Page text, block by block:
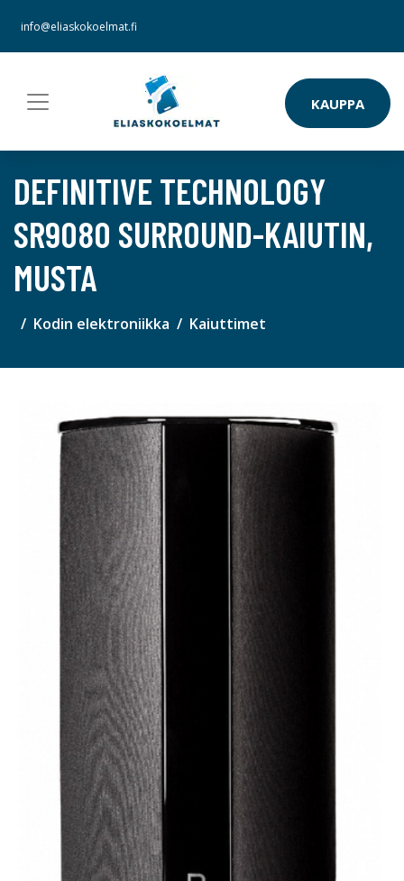
info@eliaskokoelmat.fi
KAUPPA
DEFINITIVE TECHNOLOGY
SR9080 SURROUND-KAIUTIN,
MUSTA
Kodin elektroniikka Kaiuttimet